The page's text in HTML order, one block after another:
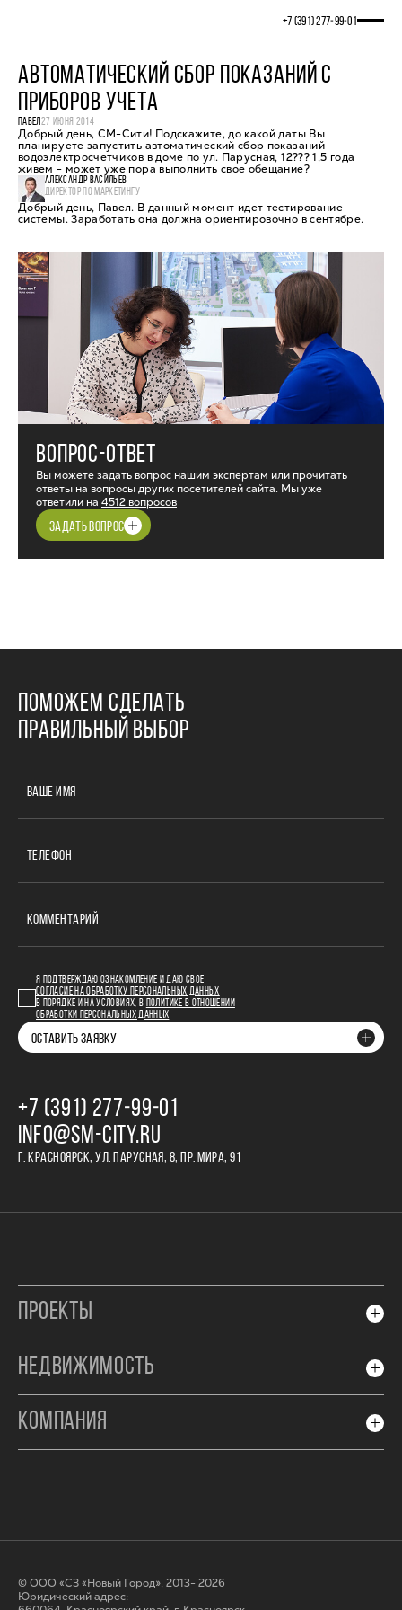
+7 (391) 277‒99‒01
АВТОМАТИЧЕСКИЙ СБОР ПОКАЗАНИЙ С
ПРИБОРОВ УЧЕТА
ПАВЕЛ 27 ИЮНЯ 2014
Добрый день, СМ-Сити! Подскажите, до какой даты Вы
планируете запустить автоматический сбор показаний
водоэлектросчетчиков в доме по ул. Парусная, 12??? 1,5 года
живем - может уже пора выполнить свое обещание?
АЛЕКСАНДР ВАСИЛЬЕВ
ДИРЕКТОР ПО МАРКЕТИНГУ
Добрый день, Павел. В данный момент идет тестирование
системы. Заработать она должна ориентировочно в сентябре.
ВОПРОС-ОТВЕТ
Вы можете задать вопрос нашим экспертам или прочитать
ответы на вопросы других посетителей сайта. Мы уже
ответили на 4512 вопросов
ЗАДАТЬ ВОПРОС
ПОМОЖЕМ СДЕЛАТЬ
ПРАВИЛЬНЫЙ ВЫБОР
ВАШЕ ИМЯ
ТЕЛЕФОН
КОММЕНТАРИЙ
Я ПОДТВЕРЖДАЮ ОЗНАКОМЛЕНИЕ И ДАЮ СВОЕ
СОГЛАСИЕ НА ОБРАБОТКУ ПЕРСОНАЛЬНЫХ ДАННЫХ
В ПОРЯДКЕ И НА УСЛОВИЯХ, В
ПОЛИТИКЕ В ОТНОШЕНИИ
ОБРАБОТКИ ПЕРСОНАЛЬНЫХ ДАННЫХ
ОСТАВИТЬ ЗАЯВКУ
+7 (391) 277‒99‒01
INFO@SM-CITY.RU
Г. КРАСНОЯРСК, УЛ. ПАРУСНАЯ, 8, ПР. МИРА, 91
ПРОЕКТЫ
НЕДВИЖИМОСТЬ
КОМПАНИЯ
© ООО «СЗ «Новый Город», 2013- 2026
Юридический адрес: